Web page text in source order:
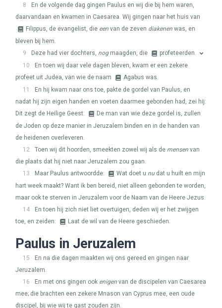
8
En de volgende dag gingen Paulus en wij die bij hem waren,
daarvandaan en kwamen in Caesarea. Wij gingen naar het huis van
Filippus, de evangelist, die een van de zeven diakenen was, en
bleven bij hem.
9
Deze had vier dochters, nogmaagden, die
profeteerden.
10
En toen wij daar vele dagen bleven, kwam er een zekere
profeet uit Judea, van wie de naam
Agabus was.
11
En hij kwam naar ons toe, pakte de gordel van Paulus, en
nadat hij zijn eigen handen en voeten daarmee gebonden had, zei hij:
Dit zegt de Heilige Geest:
De man van wie deze gordel is, zullen
de Joden op deze manier in Jeruzalem binden en in de handen van
de heidenen overleveren.
12
Toen wij dit hoorden, smeekten zowel wij als de mensen van
die plaats dat hij niet naar Jeruzalem zou gaan.
13
Maar Paulus antwoordde: Wat doet u nudat u huilt en mijn
hart week maakt? Want ik ben bereid, niet alleen gebonden te worden,
maar ook te sterven in Jeruzalem voor de Naam van de Heere Jezus.
14
En toen hij zich niet liet overtuigen, deden wij er het zwijgen
toe, en zeiden:
Laat de wil van de Heere geschieden.
Paulus in Jeruzalem
15
En na die dagen maakten wij ons gereed en gingen naar
Jeruzalem.
16
En met ons gingen ook enigen van de discipelen van Caesarea
mee; die brachten een zekere Mnason van Cyprus mee, een oude
discipel, bij wie wij te gast zouden zijn.